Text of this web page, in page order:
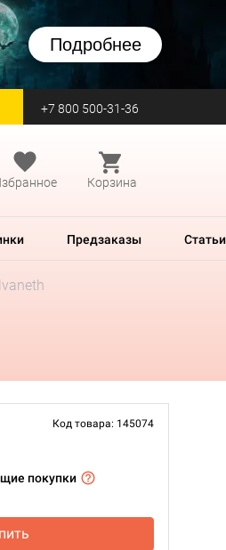
Подробнее
+7 800 500-31-36
Корзина
Предзаказы Статьи
Код товара: 145074
покупки